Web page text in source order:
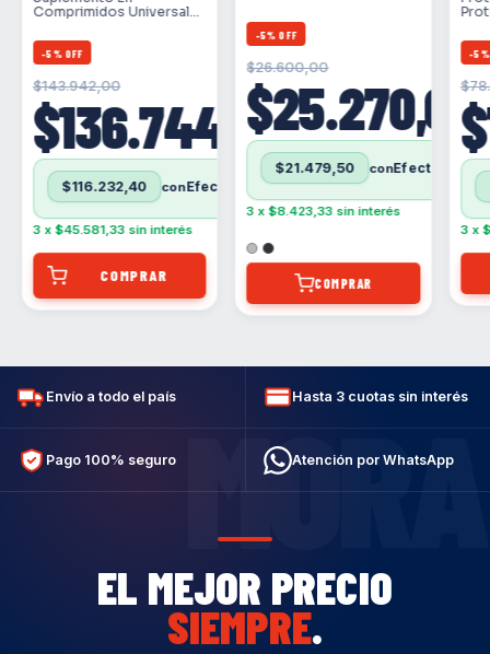
Comprimidos Universal
Vitaminas En Lata 44 Un
-5% OFF
$136.744,00
$143.942,00
$116.232,40 con
3 x $45.581,33 sin interés
-5% OFF
$25.270,00
$26.600,00
$21.479,50 con
3 x$8.423,33 sin interés
COMPRAR
-5
3 x
MORA
Envío a todo el país Hasta 3 cuotas sin interés
Pago 100% seguro Atención por WhatsApp
EL MEJOR PRECIO
SIEMPRE.